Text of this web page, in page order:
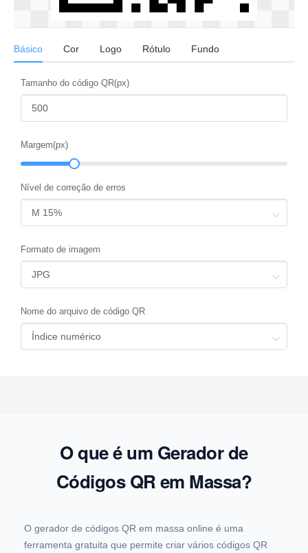
Básico Cor Logo Rótulo Fundo
Tamanho do código QR(px)
Margem(px)
Nível de correção de erros
Formato de imagem
Nome do arquivo de código QR
O que é um Gerador de
Códigos QR em Massa?
O gerador de códigos QR em massa online é uma
ferramenta gratuita que permite criar vários códigos QR